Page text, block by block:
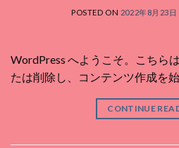
POSTED ON 2022年8月23日
WordPress へようこそ。こちら
たは削除し、コンテンツ作成を
CONTINUE